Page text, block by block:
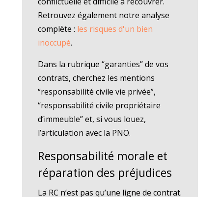
Retrouvez également notre analyse
complète : les risques d'un bien
inoccupé.
Dans la rubrique “garanties” de vos
contrats, cherchez les mentions
“responsabilité civile vie privée”,
“responsabilité civile propriétaire
d’immeuble” et, si vous louez,
l’articulation avec la PNO.
Responsabilité morale et
réparation des préjudices
La RC n’est pas qu’une ligne de contrat.